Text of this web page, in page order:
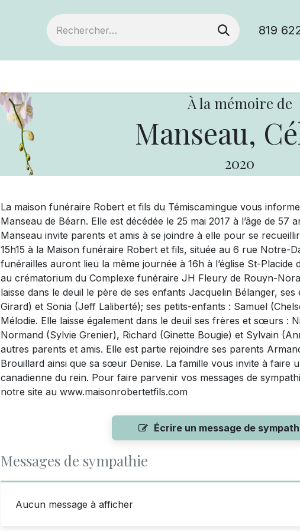
819
À la mémoire de
Manseau,
2020
La maison funéraire Robert et fils du Témiscamingue vous
Manseau de Béarn. Elle est décédée le 25 mai 2017 à l’âge de 57
Manseau invite parents et amis à se joindre à elle pour se
15h15 à la Maison funéraire Robert et fils, située au 6 rue Notre-
funérailles auront lieu la même journée à 16h à l’église St-Placide
au crématorium du Complexe funéraire JH Fleury de Rouyn-
laisse dans le deuil le père de ses enfants Jacquelin Bélanger,
Girard) et Sonia (Jeff Laliberté); ses petits-enfants : Samuel
Mélodie. Elle laisse également dans le deuil ses frères et sœurs :
Normand (Sylvie Grenier), Richard (Ginette Bougie) et Sylvain
autres parents et amis. Elle est partie rejoindre ses parents
Brouillard ainsi que sa sœur Denise. La famille vous invite à faire
canadienne du rein. Pour faire parvenir vos messages de
notre site au www.maisonrobertetfils.com
Écrire un message de
Messages de sympathie
Aucun message à afficher